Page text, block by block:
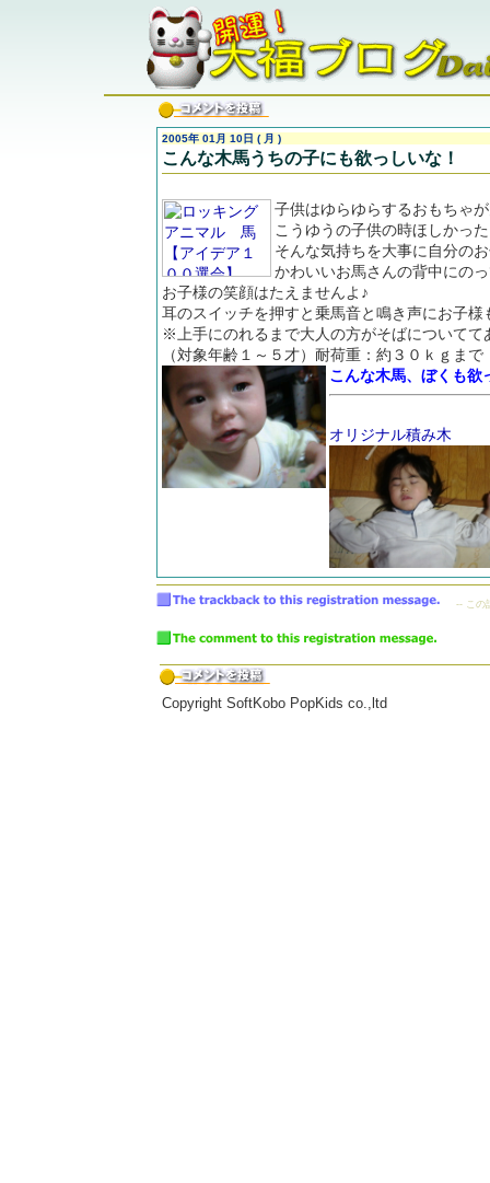
2005年 01月 10日 ( 月 )
こんな木馬うちの子にも欲っしいな！
子供はゆらゆらするおもちゃ
こうゆうの子供の時ほしかっ
そんな気持ちを大事に自分の
かわいいお馬さんの背中にの
お子様の笑顔はたえませんよ♪
耳のスイッチを押すと乗馬音と鳴き声にお子様
※上手にのれるまで大人の方がそばについてて
（対象年齢１～５才）耐荷重：約３０ｋｇまで
こんな木馬、ぼくも欲
オリジナル積み木
-- この
Copyright SoftKobo PopKids co.,ltd